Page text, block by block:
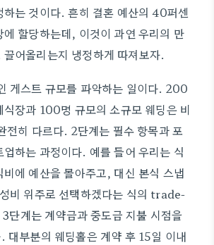
하는 것이다. 흔히 결혼 예산의 40퍼센
할당하는데, 이것이 과연 우리의 만
어올리는지 냉정하게 따져보자.
게스트 규모를 파악하는 일이다. 200
식장과 100명 규모의 소규모 웨딩은 비
전히 다르다. 2단계는 필수 항목과 포
하는 과정이다. 예를 들어 우리는 식
비에 예산을 몰아주고, 대신 본식 스냅
비 위주로 선택하겠다는 식의 trade-
단계는 계약금과 중도금 지불 시점을
대부분의 웨딩홀은 계약 후 15일 이내